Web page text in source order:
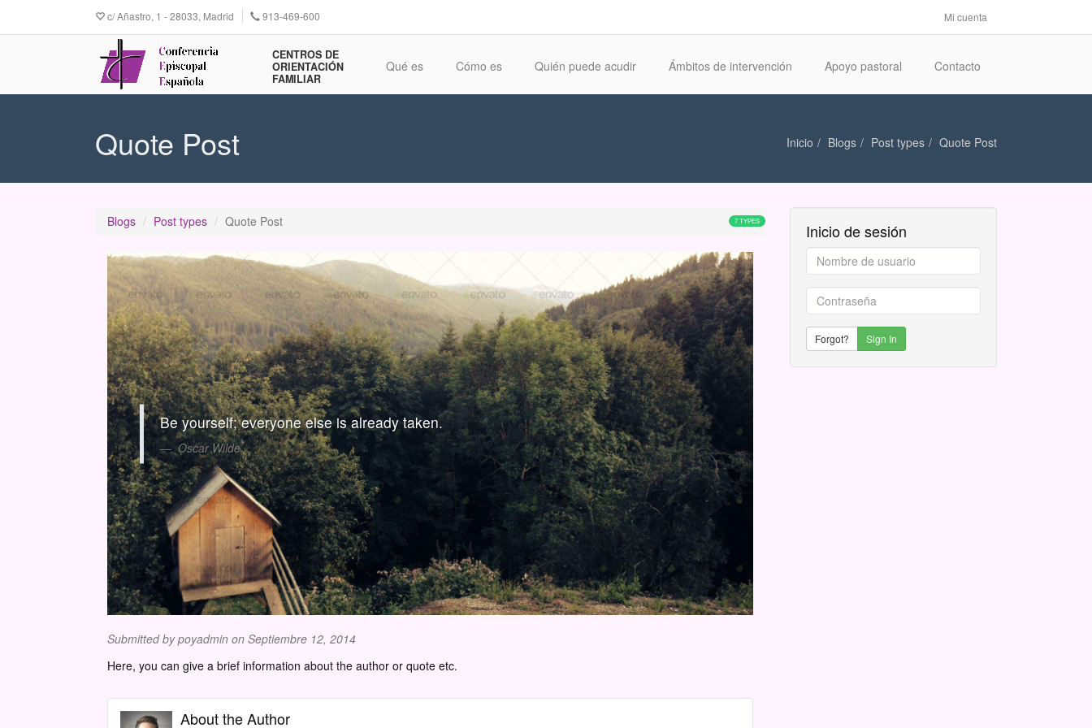
contenido
c/ Añastro, 1 - 28033, Madrid 913-469-600 Mi cuenta
CENTROS DE
ORIENTACIÓN
FAMILIAR
Qué es Cómo es Quién puede acudir Ámbitos de intervención Apoyo pastoral Contacto
Quote Post Inicio Blogs Post types Quote Post
Blogs Post types 7 TYPES
Quote Post
Be yourself; everyone else is already taken.
Oscar Wilde
Submitted bypoyadmin on Septiembre 12, 2014
Here, you can give a brief information about the author or quote etc.
About the Author
Inicio de sesión
Nombre
de
usuario
*Contraseña
*
Forgot? Sign In